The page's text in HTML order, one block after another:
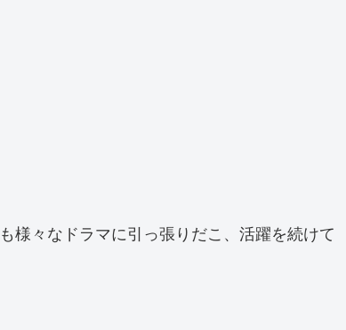
様々なドラマに引っ張りだこ、活躍を続けて